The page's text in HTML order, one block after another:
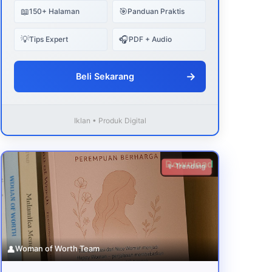
📖150+ Halaman 🎯Panduan Praktis
💡Tips Expert 🎧PDF + Audio
Beli Sekarang →
Iklan • Produk Digital
Download
✨ Trending
👤Woman of Worth Team